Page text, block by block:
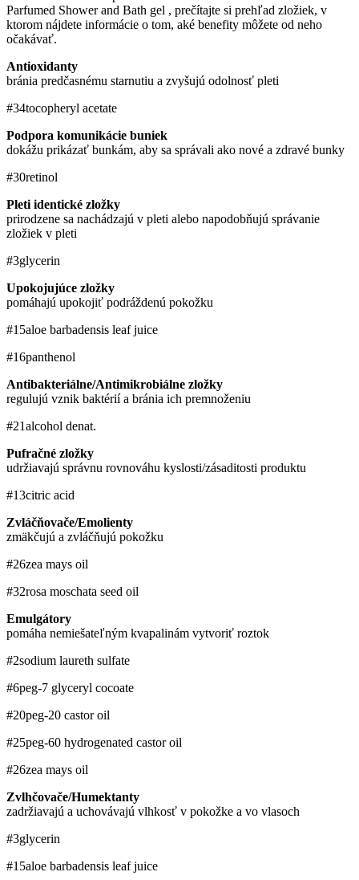
Parfumed Shower and Bath gel , prečítajte si prehľad zložiek, v
ktorom nájdete informácie o tom, aké benefity môžete od neho
očakávať.
Antioxidanty
bránia predčasnému starnutiu a zvyšujú odolnosť pleti
#34tocopheryl acetate
Podpora komunikácie buniek
dokážu prikázať bunkám, aby sa správali ako nové a zdravé bunky
#30retinol
Pleti identické zložky
prirodzene sa nachádzajú v pleti alebo napodobňujú správanie
zložiek v pleti
#3glycerin
Upokojujúce zložky
pomáhajú upokojiť podráždenú pokožku
#15aloe barbadensis leaf juice
#16panthenol
Antibakteriálne/Antimikrobiálne zložky
regulujú vznik baktérií a bránia ich premnoženiu
#21alcohol denat.
Pufračné zložky
udržiavajú správnu rovnováhu kyslosti/zásaditosti produktu
#13citric acid
Zvláčňovače/Emolienty
zmäkčujú a zvláčňujú pokožku
#26zea mays oil
#32rosa moschata seed oil
Emulgátory
pomáha nemiešateľným kvapalinám vytvoriť roztok
#2sodium laureth sulfate
#6peg-7 glyceryl cocoate
#20peg-20 castor oil
#25peg-60 hydrogenated castor oil
#26zea mays oil
Zvlhčovače/Humektanty
zadržiavajú a uchovávajú vlhkosť v pokožke a vo vlasoch
#3glycerin
#15aloe barbadensis leaf juice